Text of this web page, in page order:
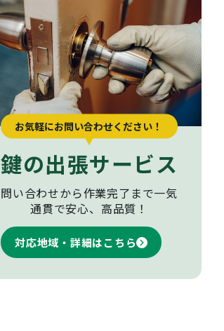
お気軽にお問い合わせください！
鍵の出張サービス
問い合わせから作業完了まで一気
通貫で安心、高品質！
対応地域・詳細はこちら